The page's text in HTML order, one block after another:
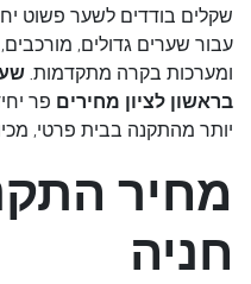
שקלים בודדים לשער פשוט
עבור שערים גדולים,
ומערכות בקרה מתקדמות.
בראשון לציון מחירים פר
יותר מהתקנה בבית פרטי,
מחיר
חניה